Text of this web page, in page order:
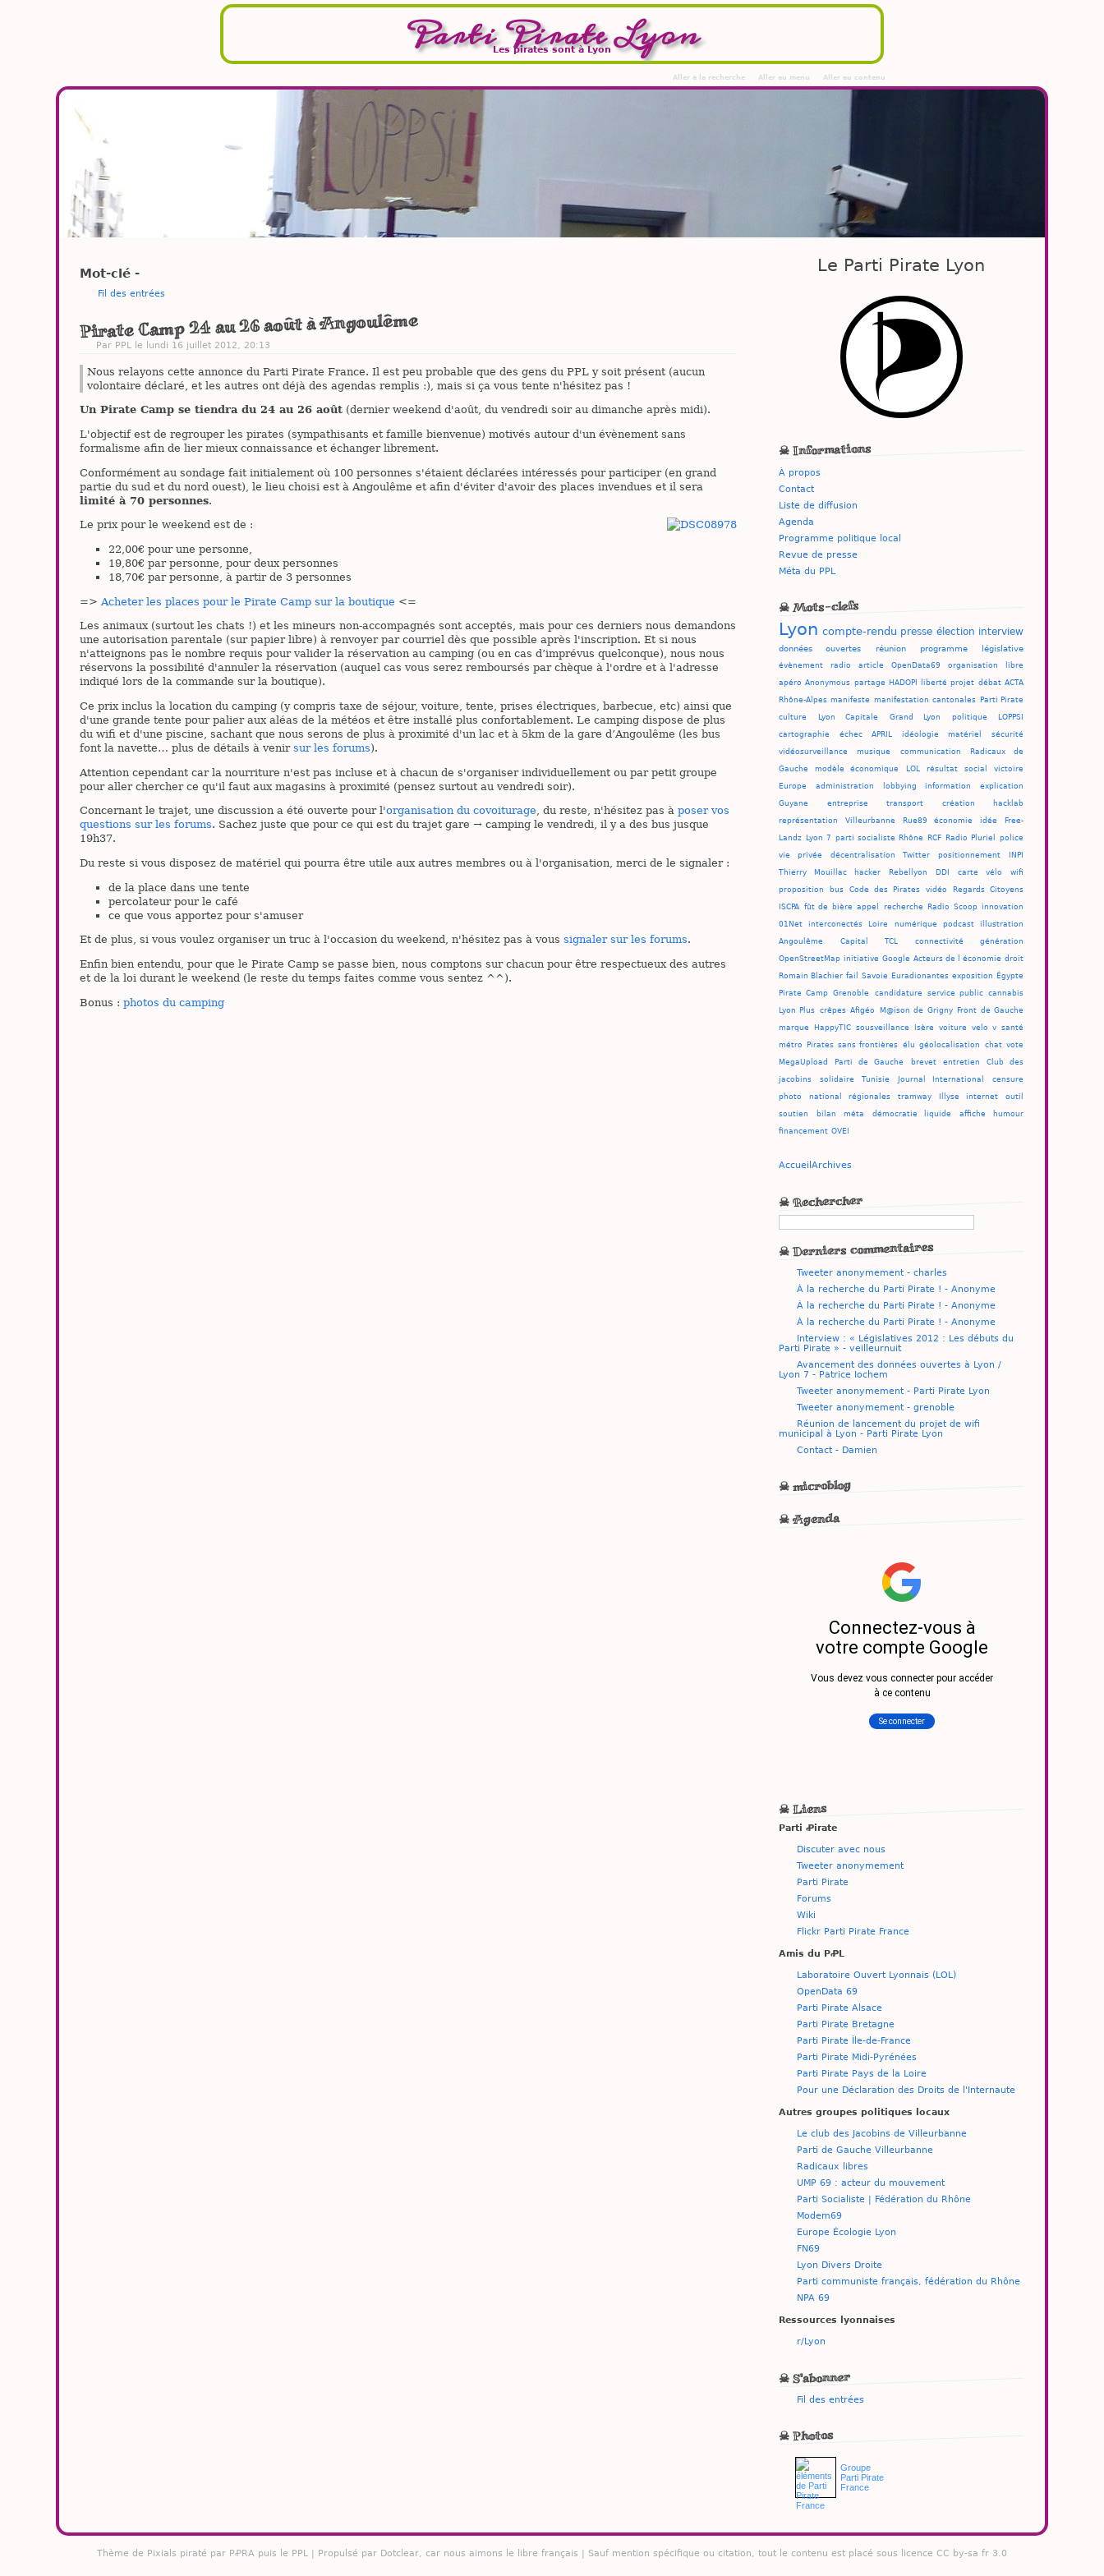
Parti Pirate Lyon
Les pirates sont à Lyon
Aller au contenu
Aller au menu
Aller à la recherche
Mot-clé -
Fil des entrées
Pirate Camp 24 au 26 août à Angoulême
Par PPL le lundi 16 juillet 2012, 20:13
Nous relayons cette annonce du Parti Pirate France. Il est peu probable que des gens du PPL y soit présent (aucun
volontaire déclaré, et les autres ont déjà des agendas remplis :), mais si ça vous tente n'hésitez pas !
Un Pirate Camp se tiendra du 24 au 26 août (dernier weekend d'août, du vendredi soir au dimanche après midi).
L'objectif est de regrouper les pirates (sympathisants et famille bienvenue) motivés autour d'un évènement sans
formalisme afin de lier mieux connaissance et échanger librement.
Conformément au sondage fait initialement où 100 personnes s'étaient déclarées intéressés pour participer (en grand
partie du sud et du nord ouest), le lieu choisi est à Angoulême et afin d'éviter d'avoir des places invendues et il sera
limité à 70 personnes.
Le prix pour le weekend est de :
22,00€ pour une personne,
19,80€ par personne, pour deux personnes
18,70€ par personne, à partir de 3 personnes
=> Acheter les places pour le Pirate Camp sur la boutique <=
Les animaux (surtout les chats !) et les mineurs non-accompagnés sont acceptés, mais pour ces derniers nous demandons
une autorisation parentale (sur papier libre) à renvoyer par courriel dès que possible après l'inscription. Et si nous
n'atteignons pas le nombre requis pour valider la réservation au camping (ou en cas d’imprévus quelconque), nous nous
réservons la possibilité d'annuler la réservation (auquel cas vous serez remboursés par chèque à l'ordre et à l'adresse
indiqué lors de la commande sur la boutique).
Ce prix inclus la location du camping (y compris taxe de séjour, voiture, tente, prises électriques, barbecue, etc) ainsi que
d'une grande tente pour palier aux aléas de la météos et être installé plus confortablement. Le camping dispose de plus
du wifi et d'une piscine, sachant que nous serons de plus à proximité d'un lac et à 5km de la gare d’Angoulême (les bus
font la navette… plus de détails à venir sur les forums).
Attention cependant car la nourriture n'est pas incluse et à chacun de s'organiser individuellement ou par petit groupe
pour aller chercher ce qu'il faut aux magasins à proximité (pensez surtout au vendredi soir).
Concernant le trajet, une discussion a été ouverte pour l'organisation du covoiturage, du reste, n'hésitez pas à poser vos
questions sur les forums. Sachez juste que pour ce qui est du trajet gare → camping le vendredi, il y a des bus jusque
19h37.
Du reste si vous disposez de matériel qui pourra être utile aux autres membres ou à l'organisation, merci de le signaler :
de la place dans une tente
percolateur pour le café
ce que vous apportez pour s'amuser
Et de plus, si vous voulez organiser un truc à l'occasion du weekend, n'hésitez pas à vous signaler sur les forums.
Enfin bien entendu, pour que le Pirate Camp se passe bien, nous comptons sur chacun pour être respectueux des autres
et de la loi durant le weekend (le reste du temps faites comme vous sentez ^^).
Bonus : photos du camping
Le Parti Pirate Lyon
☠ Informations
À propos
Contact
Liste de diffusion
Agenda
Programme politique local
Revue de presse
Méta du PPL
☠ Mots-clefs
Lyon compte-rendu presse élection interview
données ouvertes réunion programme législative
évènement radio article OpenData69 organisation
libre
apéro Anonymous partage HADOPI liberté projet débat ACTA
Rhône-Alpes manifeste manifestation cantonales Parti Pirate
culture
Lyon Capitale Grand Lyon politique LOPPSI
cartographie échec APRIL idéologie matériel sécurité
vidéosurveillance musique communication Radicaux de
Gauche modèle économique LOL résultat social victoire
Europe administration lobbying information explication
Guyane entreprise transport création hacklab
représentation Villeurbanne Rue89 économie idée Free-
Landz Lyon 7 parti socialiste Rhône RCF Radio Pluriel police
vie privée décentralisation Twitter positionnement INPI
Thierry Mouillac hacker Rebellyon DDI carte vélo wifi
proposition bus Code des Pirates vidéo Regards Citoyens
ISCPA fût de bière appel recherche Radio Scoop innovation
01Net interconectés Loire numérique podcast illustration
Angoulême Capital TCL connectivité génération
OpenStreetMap initiative Google Acteurs de l économie droit
Romain Blachier fail Savoie Euradionantes exposition Égypte
Pirate Camp Grenoble candidature service public cannabis
Lyon Plus crêpes Afigéo M@ison de Grigny Front de Gauche
marque HappyTIC sousveillance Isère voiture velo v santé
métro Pirates sans frontières élu géolocalisation chat vote
MegaUpload Parti de Gauche brevet entretien Club des
jacobins solidaire Tunisie Journal International censure
photo national régionales tramway Illyse internet outil
soutien bilan méta démocratie liquide affiche humour
financement OVEI
Accueil Archives
☠ Rechercher
☠ Derniers commentaires
Tweeter anonymement - charles
À la recherche du Parti Pirate ! - Anonyme
À la recherche du Parti Pirate ! - Anonyme
À la recherche du Parti Pirate ! - Anonyme
Interview : « Législatives 2012 : Les débuts du
Parti Pirate » - veilleurnuit
Avancement des données ouvertes à Lyon /
Lyon 7 - Patrice Iochem
Tweeter anonymement - Parti Pirate Lyon
Tweeter anonymement - grenoble
Réunion de lancement du projet de wifi
municipal à Lyon - Parti Pirate Lyon
Contact - Damien
☠ microblog
☠ Agenda
☠ Liens
Parti Ꝓirate
Discuter avec nous
Tweeter anonymement
Parti Pirate
Forums
Wiki
Flickr Parti Pirate France
Amis du PꝒL
Laboratoire Ouvert Lyonnais (LOL)
OpenData 69
Parti Pirate Alsace
Parti Pirate Bretagne
Parti Pirate Île-de-France
Parti Pirate Midi-Pyrénées
Parti Pirate Pays de la Loire
Pour une Déclaration des Droits de l'Internaute
Autres groupes politiques locaux
Le club des Jacobins de Villeurbanne
Parti de Gauche Villeurbanne
Radicaux libres
UMP 69 : acteur du mouvement
Parti Socialiste | Fédération du Rhône
Modem69
Europe Écologie Lyon
FN69
Lyon Divers Droite
Parti communiste français, fédération du Rhône
NPA 69
Ressources lyonnaises
r/Lyon
☠ S'abonner
Fil des entrées
☠ Photos
Groupe
Parti Pirate
France
Thème de Pixials piraté par PꝒRA puis le PPL | Propulsé par Dotclear , car nous aimons le libre français | Sauf mention spécifique ou citation, tout le contenu est placé sous licence CC by-sa fr 3.0